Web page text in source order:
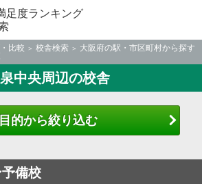
足度ランキング
比較 校舎検索
大阪府の駅・市区町村から探す
中央周辺の校舎
目的から絞り込む
備校